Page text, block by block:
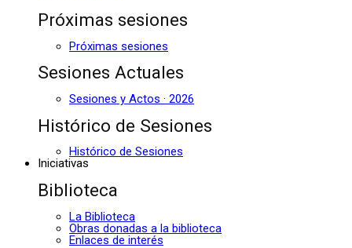
Próximas sesiones
Próximas sesiones
Sesiones Actuales
Sesiones y Actos · 2026
Histórico de Sesiones
Histórico de Sesiones
Iniciativas
Biblioteca
La Biblioteca
Obras donadas a la biblioteca
Enlaces de interés